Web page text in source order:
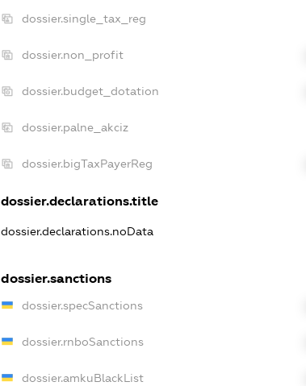
dossier.single_tax_reg
dossier.non_profit
dossier.budget_dotation
dossier.palne_akciz
dossier.bigTaxPayerReg
dossier.declarations.title
dossier.declarations.noData
dossier.sanctions
dossier.specSanctions
dossier.rnboSanctions
dossier.amkuBlackList